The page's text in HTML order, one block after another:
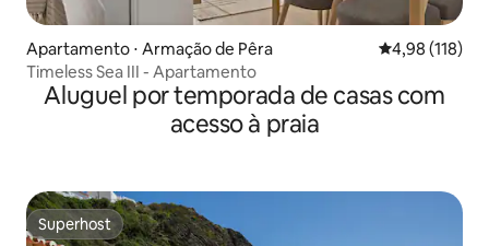
Apartamento ⋅ Armação de Pêra 4,98 de uma
4,98 (118)
Timeless Sea III - Apartamento
Aluguel por temporada de casas com
acesso à praia
Superhost
Superhost